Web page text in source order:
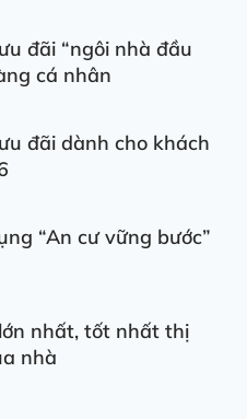
đãi “ngôi nhà đầu
cá nhân
đãi dành cho khách
“An cư vững bước”
nhất, tốt nhất thị
nhà